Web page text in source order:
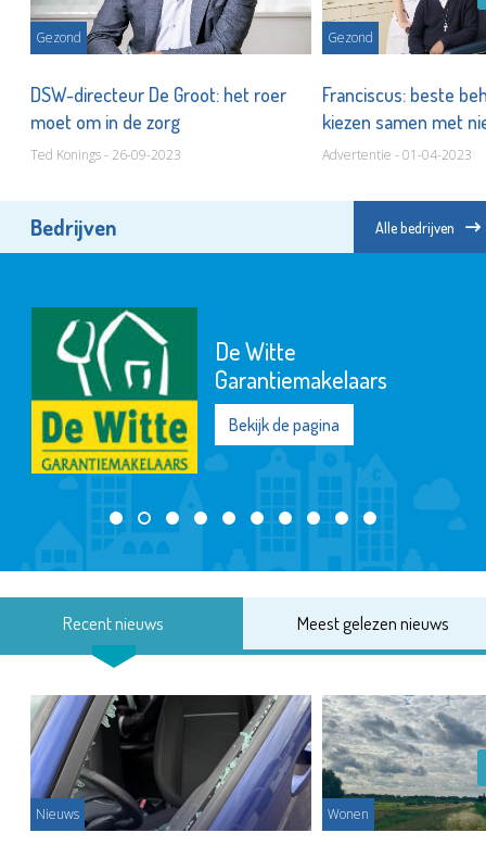
Gezond
DSW-directeur De Groot: het roer
moet om in de zorg
Ted Konings - 26-09-2023
Gezond
Franciscus: beste
kiezen samen met
Advertentie - 01-04-2023
Bedrijven Alle bedrijven
De Witte
Garantiemakelaars
Bekijk de pagina
Recent nieuws Meest gelezen nieuws
Nieuws Wonen